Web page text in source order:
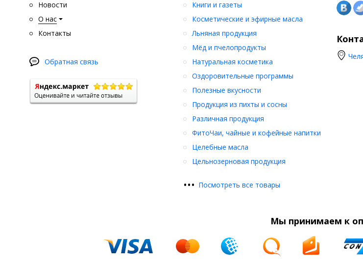
Новости
О нас
Контакты
Обратная связь
Книги и газеты
Косметические и эфирные масла
Льняная продукция
Мёд и пчелопродукты
Натуральная косметика
Оздоровительные программы
Полезные вкусности
Продукция из пихты и сосны
Различная продукция
ФитоЧаи, чайные и кофейные напитки
Целебные масла
Цельнозерновая продукция
••• Посмотреть все товары
Мы принимаем к